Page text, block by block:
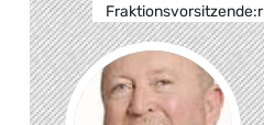
Fraktionsvorsitzende:r